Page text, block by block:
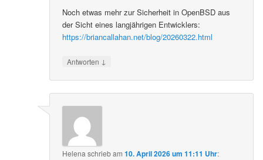
Noch etwas mehr zur Sicherheit in OpenBSD aus
der Sicht eines langjährigen Entwicklers:
https://briancallahan.net/blog/20260322.html
Antworten ↓
Helena schriebam10. April 2026 um 11:11 Uhr: